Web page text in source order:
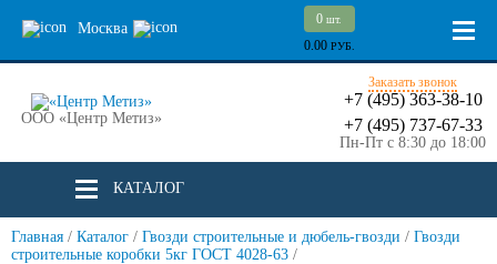
Москва
0 шт.
0.00 РУБ.
ООО «Центр Метиз»
Заказать звонок
+7 (495) 363-38-10
+7 (495) 737-67-33
Пн-Пт с 8:30 до 18:00
КАТАЛОГ
Главная / Каталог / Гвозди строительные и дюбель-гвозди / Гвозди
строительные коробки 5кг ГОСТ 4028-63 /